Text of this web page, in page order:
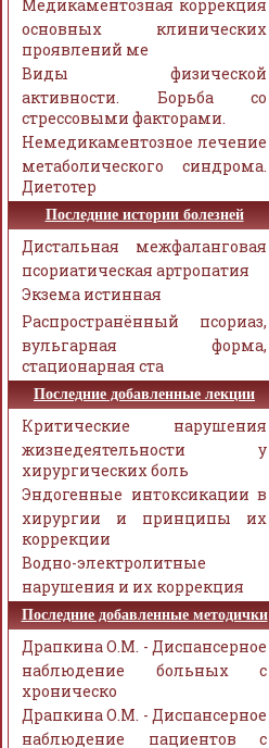
Медикаментозная коррекция
основных клинических
проявлений ме
Виды физической
активности. Борьба со
стрессовыми факторами.
Немедикаментозное лечение
метаболического синдрома.
Диетотер
Последние истории болезней
Дистальная межфаланговая
псориатическая артропатия
Экзема истинная
Распространённый псориаз,
вульгарная форма,
стационарная ста
Последние добавленные лекции
Критические нарушения
жизнедеятельности у
хирургических боль
Эндогенные интоксикации в
хирургии и принципы их
коррекции
Водно-электролитные
нарушения и их коррекция
Последние добавленные методички
Драпкина О.М. - Диспансерное
наблюдение больных с
хроническо
Драпкина О.М. - Диспансерное
наблюдение пациентов с